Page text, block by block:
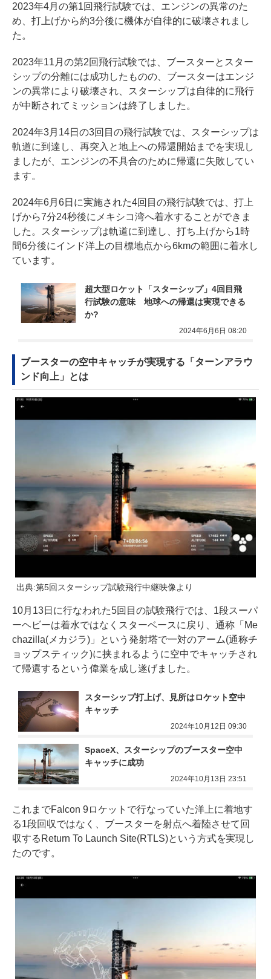
2023年4月の第1回飛行試験では、エンジンの異常のた
め、打上げから約3分後に機体が自律的に破壊されまし
た。
2023年11月の第2回飛行試験では、ブースターとスター
シップの分離には成功したものの、ブースターはエンジ
ンの異常により破壊され、スターシップは自律的に飛行
が中断されてミッションは終了しました。
2024年3月14日の3回目の飛行試験では、スターシップは
軌道に到達し、再突入と地上への帰還開始までを実現し
ましたが、エンジンの不具合のために帰還に失敗してい
ます。
2024年6月6日に実施された4回目の飛行試験では、打上
げから7分24秒後にメキシコ湾へ着水することができま
した。スターシップは軌道に到達し、打ち上げから1時
間6分後にインド洋上の目標地点から6kmの範囲に着水し
ています。
超大型ロケット「スターシップ」4回目飛
行試験の意味　地球への帰還は実現できる
か?
2024年6月6日 08:20
ブースターの空中キャッチが実現する「ターンアラウ
ンド向上」とは
出典:第5回スターシップ試験飛行中継映像より
10月13日に行なわれた5回目の試験飛行では、1段スーパ
ーヘビーは着水ではなくスターベースに戻り、通称「Me
chazilla(メカジラ)」という発射塔で一対のアーム(通称チ
ョップスティック)に挟まれるように空中でキャッチされ
て帰還するという偉業を成し遂げました。
スターシップ打上げ、見所はロケット空中
キャッチ
2024年10月12日 09:30
SpaceX、スターシップのブースター空中
キャッチに成功
2024年10月13日 23:51
これまでFalcon 9ロケットで行なっていた洋上に着地す
る1段回収ではなく、ブースターを射点へ着陸させて回
収するReturn To Launch Site(RTLS)という方式を実現し
たのです。